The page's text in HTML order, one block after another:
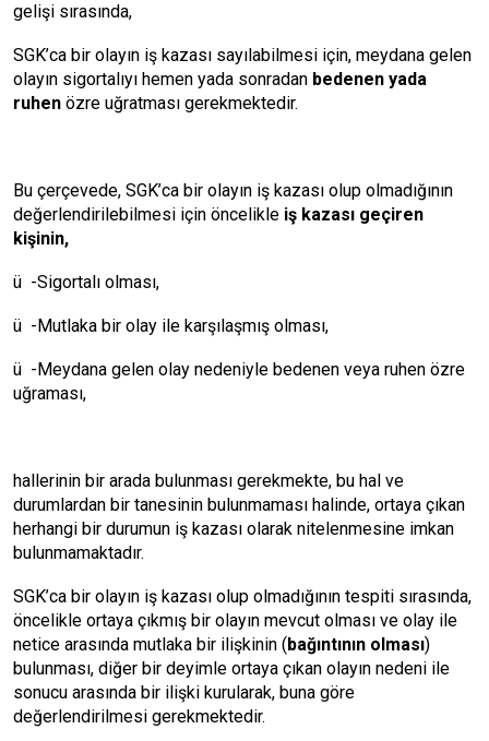
gelişi sırasında,
SGK’ca bir olayın iş kazası sayılabilmesi için, meydana gelen
olayın sigortalıyı hemen yada sonradan bedenen yada
ruhen özre uğratması gerekmektedir.
Bu çerçevede, SGK’ca bir olayın iş kazası olup olmadığının
değerlendirilebilmesi için öncelikle iş kazası geçiren
kişinin,
ü -Sigortalı olması,
ü -Mutlaka bir olay ile karşılaşmış olması,
ü -Meydana gelen olay nedeniyle bedenen veya ruhen özre
uğraması,
hallerinin bir arada bulunması gerekmekte, bu hal ve
durumlardan bir tanesinin bulunmaması halinde, ortaya çıkan
herhangi bir durumun iş kazası olarak nitelenmesine imkan
bulunmamaktadır.
SGK’ca bir olayın iş kazası olup olmadığının tespiti sırasında,
öncelikle ortaya çıkmış bir olayın mevcut olması ve olay ile
netice arasında mutlaka bir ilişkinin (bağıntının olması)
bulunması, diğer bir deyimle ortaya çıkan olayın nedeni ile
sonucu arasında bir ilişki kurularak, buna göre
değerlendirilmesi gerekmektedir.